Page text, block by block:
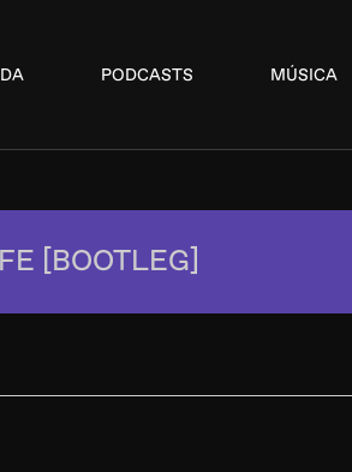
PODCASTS MÚSICA
[BOOTLEG]